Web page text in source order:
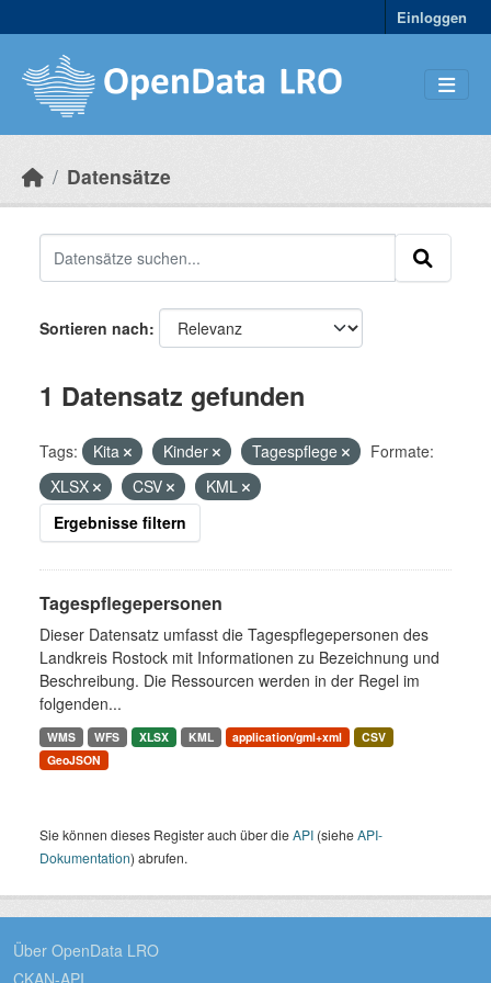
Einloggen
Datensätze
Sortieren nach
1 Datensatz gefunden
Tags: Kita Kinder Tagespflege
Formate:
XLSX
CSV
KML
Ergebnisse filtern
Tagespflegepersonen
Dieser Datensatz umfasst die Tagespflegepersonen des
Landkreis Rostock mit Informationen zu Bezeichnung und
Beschreibung. Die Ressourcen werden in der Regel im
folgenden...
WMS WFS XLSX KML application/gml+xml
CSV
GeoJSON
Sie können dieses Register auch über dieAPI (sieheAPI-
Dokumentation) abrufen.
Über OpenData LRO
CKAN-API